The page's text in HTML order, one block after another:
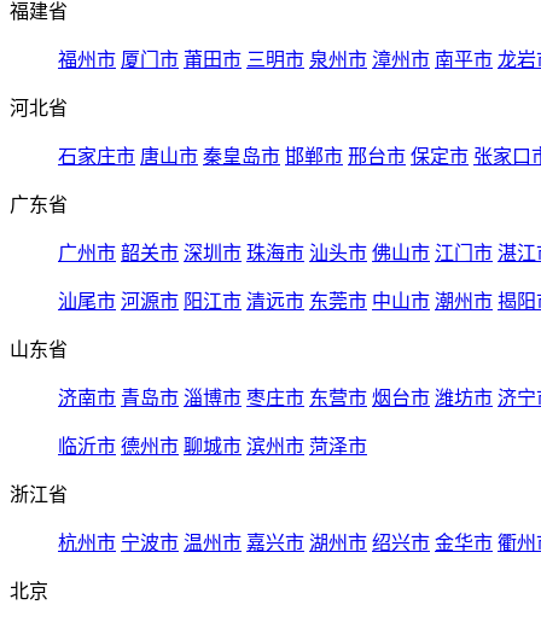
福建省
福州市 厦门市 莆田市 三明市 泉州市 漳州市 南平市 龙岩
河北省
石家庄市 唐山市 秦皇岛市 邯郸市 邢台市 保定市 张家口
广东省
广州市 韶关市 深圳市 珠海市 汕头市 佛山市 江门市 湛江
汕尾市 河源市 阳江市 清远市 东莞市 中山市 潮州市 揭阳
山东省
济南市 青岛市 淄博市 枣庄市 东营市 烟台市 潍坊市 济宁
临沂市 德州市 聊城市 滨州市 菏泽市
浙江省
杭州市 宁波市 温州市 嘉兴市 湖州市 绍兴市 金华市 衢州
北京